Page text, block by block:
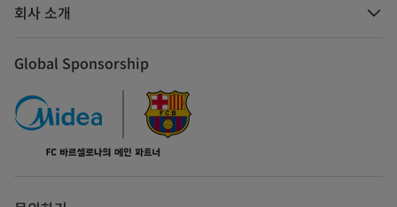
회사 소개
Global Sponsorship